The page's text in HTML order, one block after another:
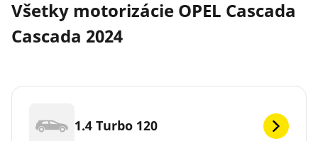
Všetky motorizácie OPEL Cascada
Cascada 2024
1.4 Turbo 120